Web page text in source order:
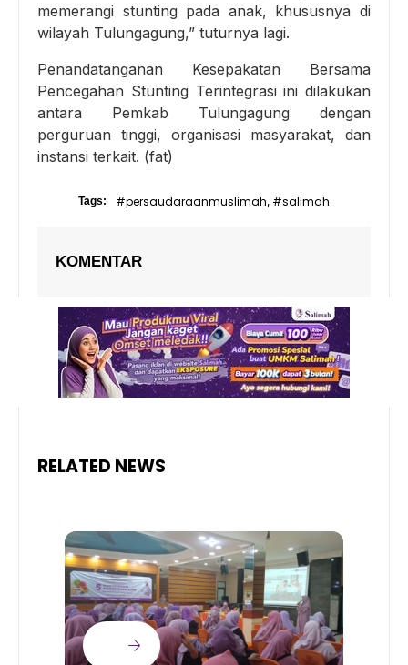
memerangi stunting pada anak, khususnya di
wilayah Tulungagung,” tuturnya lagi.
Penandatanganan Kesepakatan Bersama
Pencegahan Stunting Terintegrasi ini dilakukan
antara Pemkab Tulungagung dengan
perguruan tinggi, organisasi masyarakat, dan
instansi terkait. (fat)
Tags: #persaudaraanmuslimah, #salimah
KOMENTAR
RELATED NEWS